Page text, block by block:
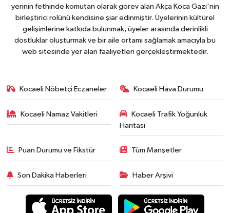
yerinin fethinde komutan olarak görev alan Akça Koca Gazi'nin
birleştirici rolünü kendisine şiar edinmiştir. Üyelerinin kültürel
gelişimlerine katkıda bulunmak, üyeler arasında derinlikli
dostluklar oluşturmak ve bir aile ortamı sağlamak amacıyla bu
web sitesinde yer alan faaliyetleri gerçekleştirmektedir.
Kocaeli Nöbetçi Eczaneler Kocaeli Hava Durumu
Kocaeli Namaz Vakitleri
Kocaeli Trafik Yoğunluk
Haritası
Puan Durumu ve Fikstür Tüm Manşetler
Son Dakika Haberleri Haber Arşivi